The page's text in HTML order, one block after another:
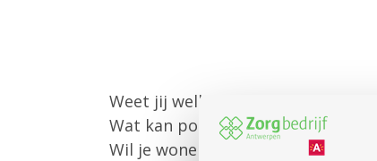
Weet jij welke diensten
Wat kan poetshulp of gezinszorg
Wil je wonen in een